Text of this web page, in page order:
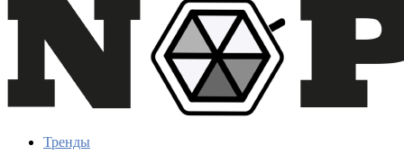
Тренды